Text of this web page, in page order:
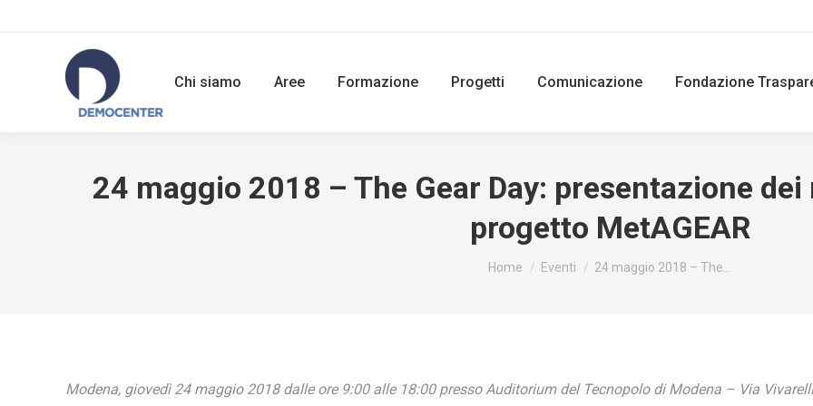
Chi siamo Aree Formazione Progetti Comunicazione Fondazione
24 maggio 2018 – The Gear Day: presentazione
progetto MetAGEAR
You are here:
Home Eventi 24 maggio 2018 – The…
Modena, giovedì 24 maggio 2018 dalle ore 9:00 alle 18:00 presso Auditorium del Tecnopolo di Modena – Via